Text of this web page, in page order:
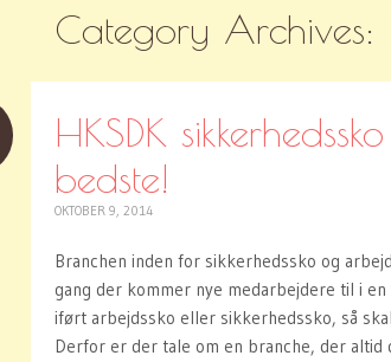
Category Archives:
HKSDK
bedste!
OKTOBER 9, 2014
Branchen inden for sikkerhedssko og
gang der kommer nye medarbejdere til i
iført arbejdssko eller sikkerhedssko, så
Derfor er der tale om en branche, der